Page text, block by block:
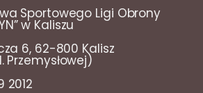
Sportowego Ligi Obrony
w Kaliszu
6, 62-800 Kalisz
Przemysłowej)
2012